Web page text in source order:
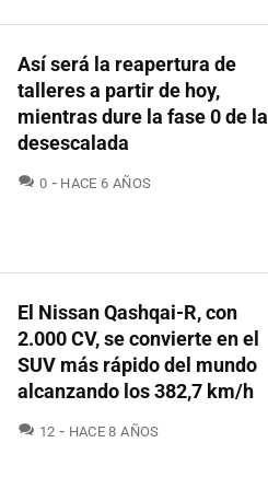
Así será la reapertura de
talleres a partir de hoy,
mientras dure la fase 0 de la
desescalada
0 COMENTARIOS
HACE 6 AÑOS
El Nissan Qashqai-R, con
2.000 CV, se convierte en el
SUV más rápido del mundo
alcanzando los 382,7 km/h
12 COMENTARIOS
HACE 8 AÑOS